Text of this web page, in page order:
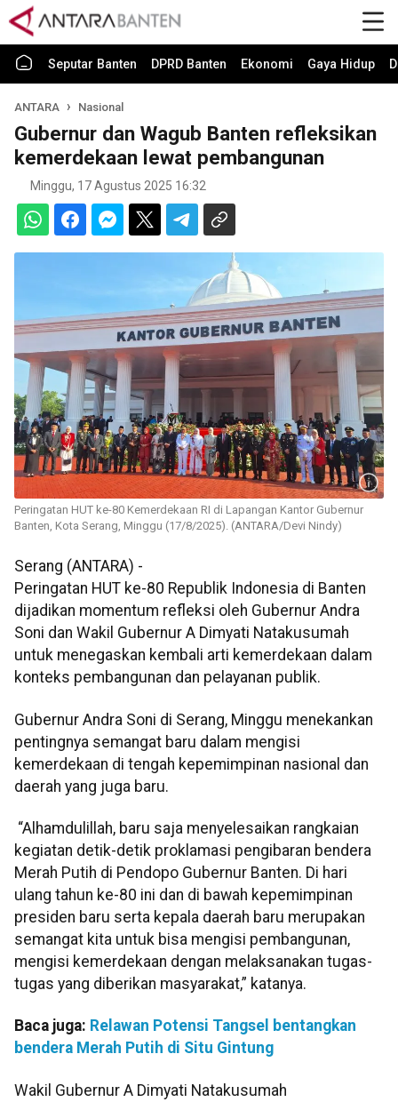
Seputar Banten DPRD Banten Ekonomi Gaya Hidup
ANTARA Nasional
Gubernur dan Wagub Banten refleksikan
kemerdekaan lewat pembangunan
Minggu, 17 Agustus 2025 16:32
Peringatan HUT ke-80 Kemerdekaan RI di Lapangan Kantor Gubernur
Banten, Kota Serang, Minggu (17/8/2025). (ANTARA/Devi Nindy)
Serang (ANTARA) -
Peringatan HUT ke-80 Republik Indonesia di Banten
dijadikan momentum refleksi oleh Gubernur Andra
Soni dan Wakil Gubernur A Dimyati Natakusumah
untuk menegaskan kembali arti kemerdekaan dalam
konteks pembangunan dan pelayanan publik.
Gubernur Andra Soni di Serang, Minggu menekankan
pentingnya semangat baru dalam mengisi
kemerdekaan di tengah kepemimpinan nasional dan
daerah yang juga baru.
“Alhamdulillah, baru saja menyelesaikan rangkaian
kegiatan detik-detik proklamasi pengibaran bendera
Merah Putih di Pendopo Gubernur Banten. Di hari
ulang tahun ke-80 ini dan di bawah kepemimpinan
presiden baru serta kepala daerah baru merupakan
semangat kita untuk bisa mengisi pembangunan,
mengisi kemerdekaan dengan melaksanakan tugas-
tugas yang diberikan masyarakat,” katanya.
Baca juga: Relawan Potensi Tangsel bentangkan
bendera Merah Putih di Situ Gintung
Wakil Gubernur A Dimyati Natakusumah